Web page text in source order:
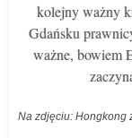
kolejny ważny
Gdańsku
ważne, bowiem
Na zdjęciu: Hongkong